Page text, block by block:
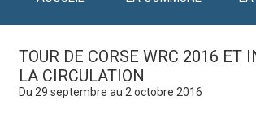
TOUR DE CORSE WRC 2016 ET
LA CIRCULATION
Du 29 septembre au 2 octobre 2016